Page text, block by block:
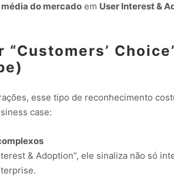
do mercado em User Interest &
esse tipo de reconhecimento
case:
& Adoption”, ele sinaliza não só